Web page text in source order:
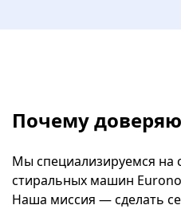
Почему
Мы специализируемся на
стиральных машин
Наша миссия — сделать